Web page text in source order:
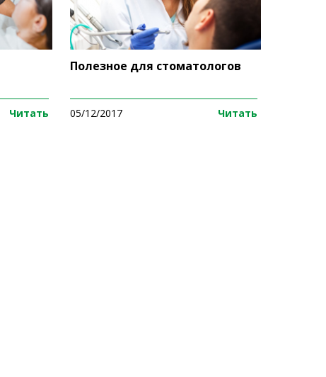
Читать
Полезное для стоматологов
05/12/2017 Читать